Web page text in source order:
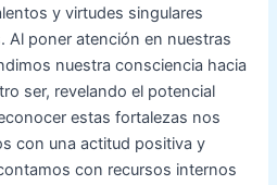
y virtudes singulares
Al poner atención en nuestras
nuestra consciencia hacia
ser, revelando el potencial
estas fortalezas nos
con una actitud positiva y
con recursos internos